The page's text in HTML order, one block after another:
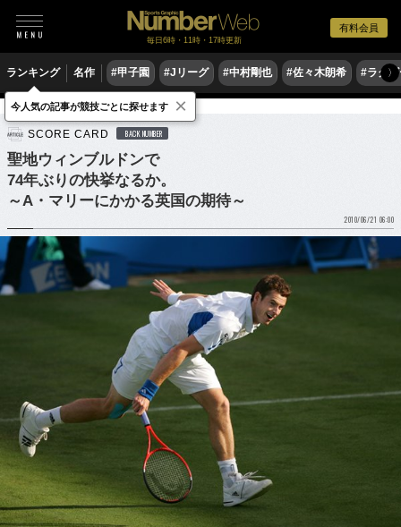
有料会員
毎日6時・11時・17時更新
ランキング 名作 #甲子園 #Jリーグ #中村剛也 #佐々木朗希 #ラグ〉
テニス 男子テニス
SCORE CARD BACK NUMBER
聖地ウィンブルドンで
74年ぶりの快挙なるか。
～A・マリーにかかる英国の期待～
2010/06/21 06:00
今人気の記事が競技ごとに探せます ×